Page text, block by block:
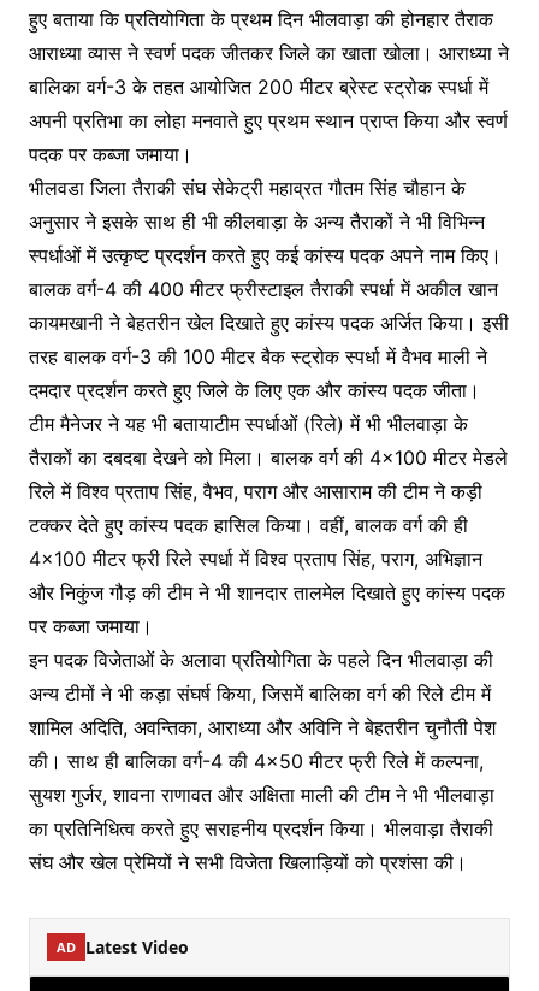
हुए बताया कि प्रतियोगिता के प्रथम दिन भीलवाड़ा की होनहार तैराक
आराध्या व्यास ने स्वर्ण पदक जीतकर जिले का खाता खोला। आराध्या ने
बालिका वर्ग-3 के तहत आयोजित 200 मीटर ब्रेस्ट स्ट्रोक स्पर्धा में
अपनी प्रतिभा का लोहा मनवाते हुए प्रथम स्थान प्राप्त किया और स्वर्ण
पदक पर कब्जा जमाया।
भीलवडा जिला तैराकी संघ सेकेट्री महाव्रत गौतम सिंह चौहान के
अनुसार ने इसके साथ ही भी कीलवाड़ा के अन्य तैराकों ने भी विभिन्न
स्पर्धाओं में उत्कृष्ट प्रदर्शन करते हुए कई कांस्य पदक अपने नाम किए।
बालक वर्ग-4 की 400 मीटर फ्रीस्टाइल तैराकी स्पर्धा में अकील खान
कायमखानी ने बेहतरीन खेल दिखाते हुए कांस्य पदक अर्जित किया। इसी
तरह बालक वर्ग-3 की 100 मीटर बैक स्ट्रोक स्पर्धा में वैभव माली ने
दमदार प्रदर्शन करते हुए जिले के लिए एक और कांस्य पदक जीता।
टीम मैनेजर ने यह भी बतायाटीम स्पर्धाओं (रिले) में भी भीलवाड़ा के
तैराकों का दबदबा देखने को मिला। बालक वर्ग की 4×100 मीटर मेडले
रिले में विश्व प्रताप सिंह, वैभव, पराग और आसाराम की टीम ने कड़ी
टक्कर देते हुए कांस्य पदक हासिल किया। वहीं, बालक वर्ग की ही
4×100 मीटर फ्री रिले स्पर्धा में विश्व प्रताप सिंह, पराग, अभिज्ञान
और निकुंज गौड़ की टीम ने भी शानदार तालमेल दिखाते हुए कांस्य पदक
पर कब्जा जमाया।
इन पदक विजेताओं के अलावा प्रतियोगिता के पहले दिन भीलवाड़ा की
अन्य टीमों ने भी कड़ा संघर्ष किया, जिसमें बालिका वर्ग की रिले टीम में
शामिल अदिति, अवन्तिका, आराध्या और अविनि ने बेहतरीन चुनौती पेश
की। साथ ही बालिका वर्ग-4 की 4×50 मीटर फ्री रिले में कल्पना,
सुयश गुर्जर, शावना राणावत और अक्षिता माली की टीम ने भी भीलवाड़ा
का प्रतिनिधित्व करते हुए सराहनीय प्रदर्शन किया। भीलवाड़ा तैराकी
संघ और खेल प्रेमियों ने सभी विजेता खिलाड़ियों को प्रशंसा की।
AD Latest Video